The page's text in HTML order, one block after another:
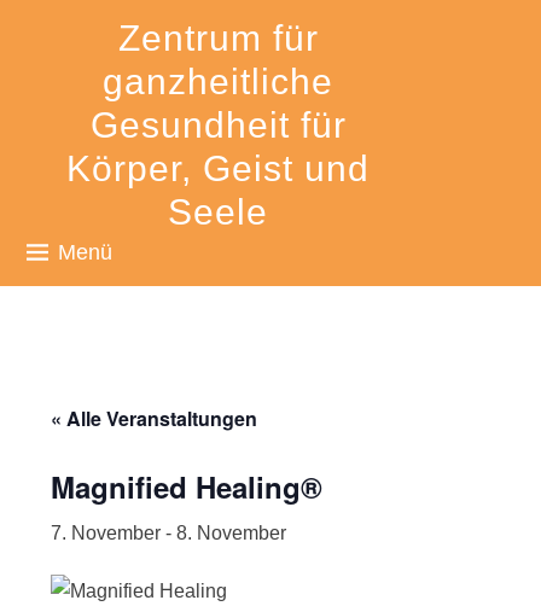
Zentrum für
ganzheitliche
Gesundheit für
Körper, Geist und
Seele
Menü
« Alle Veranstaltungen
Magnified Healing®
7. November -8. November